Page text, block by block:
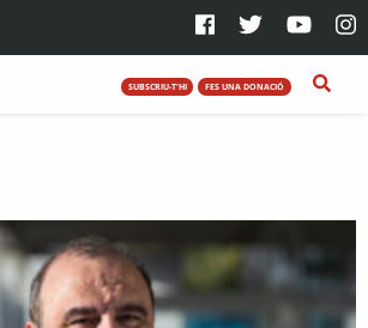
SUBSCRIU-T'HI FES UNA DONACIÓ